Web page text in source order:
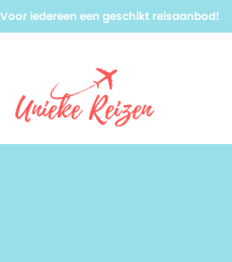
Voor iedereen een geschikt reisaanbod!